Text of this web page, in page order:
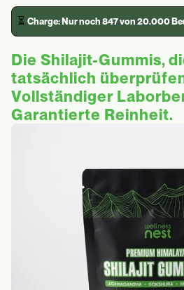
⏳ Charge: Nur noch 847 von 20.000
Die Shilajit-Gummis,
tatsächlich
Vollständiger
Garantierte Reinheit.